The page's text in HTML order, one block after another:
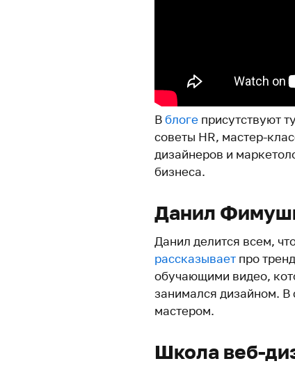
Вблоге присутствуют
советы HR, мастер-
дизайнеров и
бизнеса.
Данил
Данил делится всем,
рассказывает про
обучающими видео,
занимался дизайном. В
мастером.
Школа веб-